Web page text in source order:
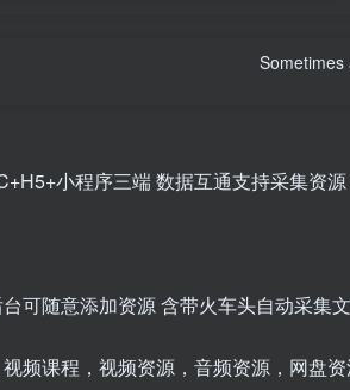
小程序三端 数据互通支持采集资
可随意添加资源 含带火车头自动采集
频课程，视频资源，音频资源，网盘